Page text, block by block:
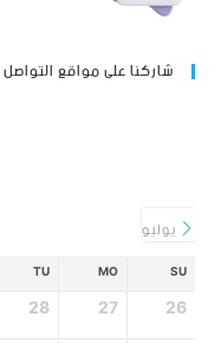
شاركنا على مواقع التواصل
يوليو
SU
MO
TU
26
27
28